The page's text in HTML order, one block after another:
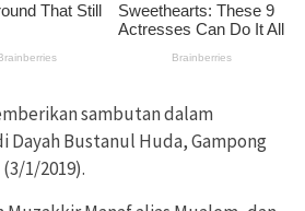
sambutan dalam
Dayah Bustanul Huda, Gampong
1/2019).